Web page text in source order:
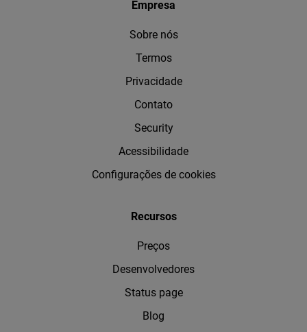
Empresa
Sobre nós
Termos
Privacidade
Contato
Security
Acessibilidade
Configurações de cookies
Recursos
Preços
Desenvolvedores
Status page
Blog